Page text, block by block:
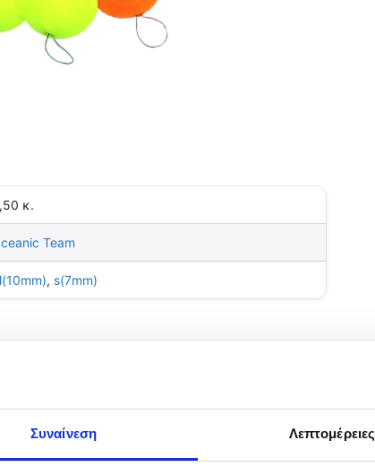
Συναίνεση Λεπτομέρειες
κ.
Team
, s(7mm)